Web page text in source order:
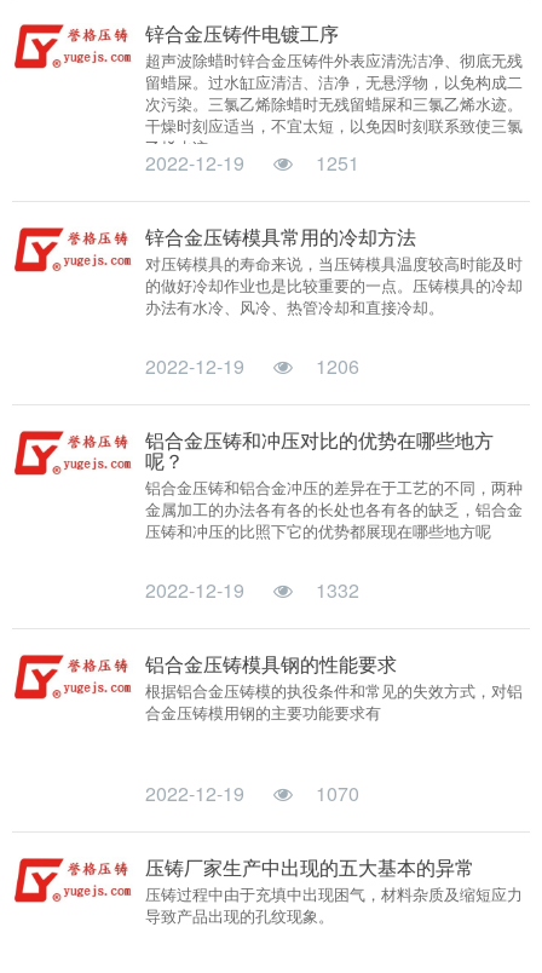
锌合金压铸件电镀工序
超声波除蜡时锌合金压铸件外表应清洗洁净、彻底无残
留蜡屎。过水缸应清洁、洁净，无悬浮物，以免构成二
次污染。三氯乙烯除蜡时无残留蜡屎和三氯乙烯水迹。
干燥时刻应适当，不宜太短，以免因时刻联系致使三氯
乙烯水迹...
2022-12-19 1251
锌合金压铸模具常用的冷却方法
对压铸模具的寿命来说，当压铸模具温度较高时能及时
的做好冷却作业也是比较重要的一点。压铸模具的冷却
办法有水冷、风冷、热管冷却和直接冷却。
2022-12-19 1206
铝合金压铸和冲压对比的优势在哪些地方
呢？
铝合金压铸和铝合金冲压的差异在于工艺的不同，两种
金属加工的办法各有各的长处也各有各的缺乏，铝合金
压铸和冲压的比照下它的优势都展现在哪些地方呢
2022-12-19 1332
铝合金压铸模具钢的性能要求
根据铝合金压铸模的执役条件和常见的失效方式，对铝
合金压铸模用钢的主要功能要求有
2022-12-19 1070
压铸厂家生产中出现的五大基本的异常
压铸过程中由于充填中出现困气，材料杂质及缩短应力
导致产品出现的孔纹现象。